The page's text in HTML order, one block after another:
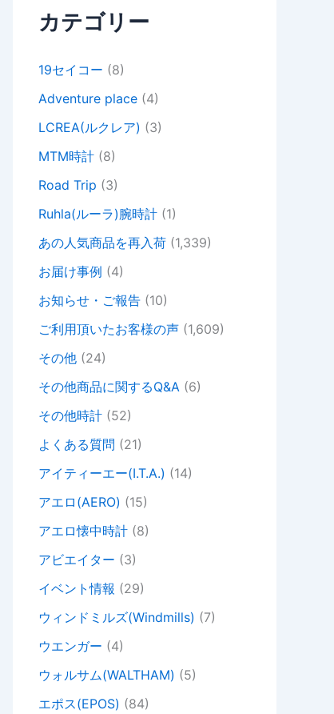
カテゴリー
19セイコー (8)
Adventure place (4)
LCREA(ルクレア) (3)
MTM時計 (8)
Road Trip (3)
Ruhla(ルーラ)腕時計 (1)
あの人気商品を再入荷 (1,339)
お届け事例 (4)
お知らせ・ご報告 (10)
ご利用頂いたお客様の声 (1,609)
その他 (24)
その他商品に関するQ&A (6)
その他時計 (52)
よくある質問 (21)
アイティーエー(I.T.A.) (14)
アエロ(AERO) (15)
アエロ懐中時計 (8)
アビエイター (3)
イベント情報 (29)
ウィンドミルズ(Windmills) (7)
ウエンガー (4)
ウォルサム(WALTHAM) (5)
エポス(EPOS) (84)